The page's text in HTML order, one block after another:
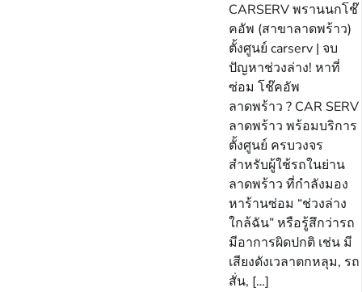
CARSERV พรานนกโช๊
คอัพ (สาขาลาดพร้าว)
ตั้งศูนย์ carserv | จบ
ปัญหาช่วงล่าง! หาที่
ซ่อม โช๊คอัพ
ลาดพร้าว ? CAR SERV
ลาดพร้าว พร้อมบริการ
ตั้งศูนย์ ครบวงจร
สำหรับผู้ใช้รถในย่าน
ลาดพร้าว ที่กำลังมอง
หาร้านซ่อม “ช่วงล่าง
ใกล้ฉัน” หรือรู้สึกว่ารถ
มีอาการผิดปกติ เช่น มี
เสียงดังเวลาตกหลุม, รถ
สั่น, […]